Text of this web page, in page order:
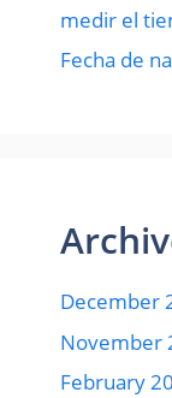
medir el
Fecha de
December
November
February